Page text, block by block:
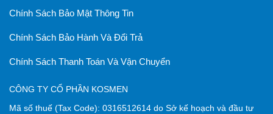
Chính Sách Bảo Mật Thông Tin
Chính Sách Bảo Hành Và Đổi Trả
Chính Sách Thanh Toán Và Vận Chuyển
CÔNG TY CỔ PHẦN KOSMEN
Mã số thuế (Tax Code): 0316512614 do Sở kế hoạch và đầu tư